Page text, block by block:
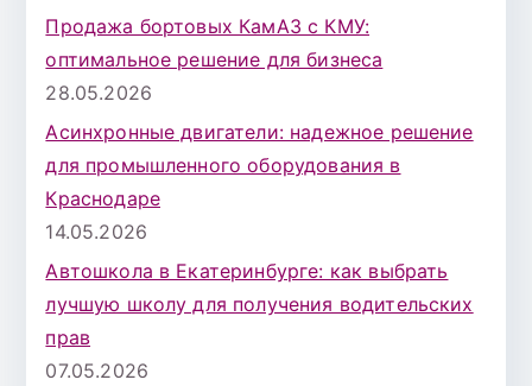
Продажа бортовых КамАЗ с КМУ:
оптимальное решение для бизнеса
28.05.2026
Асинхронные двигатели: надежное решение
для промышленного оборудования в
Краснодаре
14.05.2026
Автошкола в Екатеринбурге: как выбрать
лучшую школу для получения водительских
прав
07.05.2026